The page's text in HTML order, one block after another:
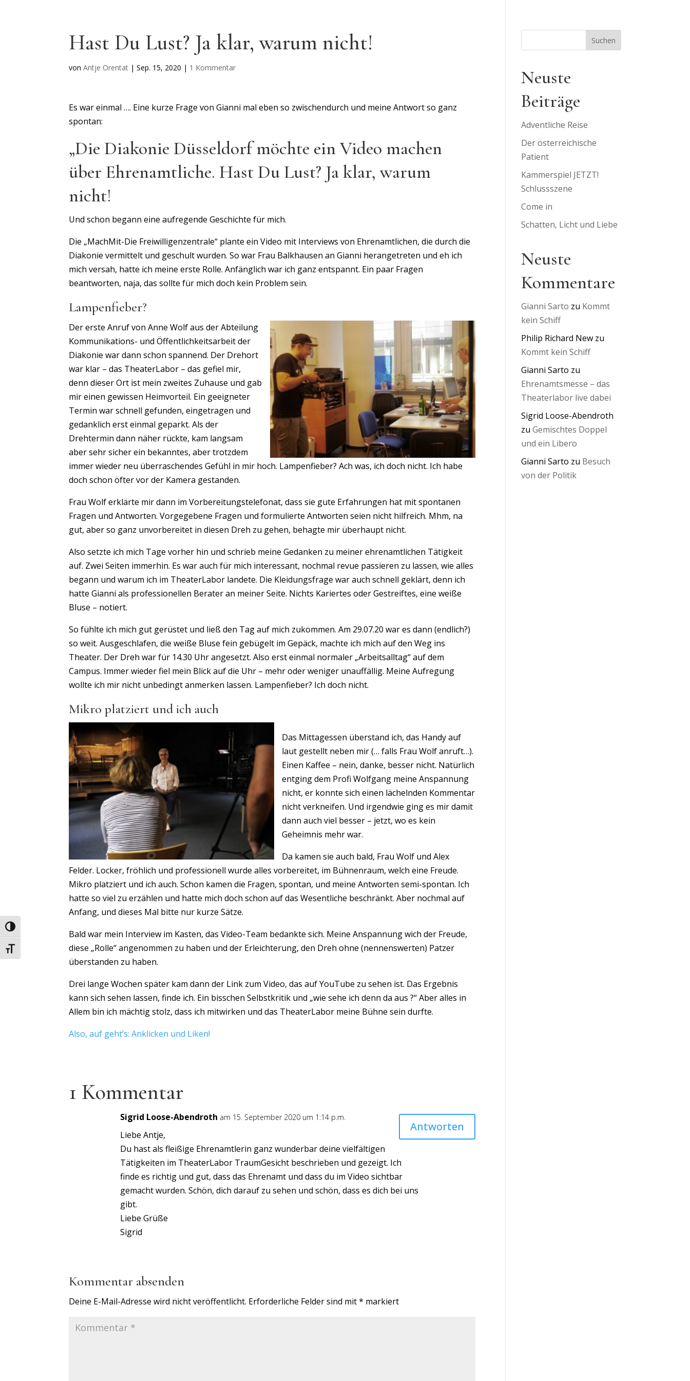
Umschalten auf hohe Kontraste
Schrift vergrößern
Hast Du Lust? Ja klar, warum nicht!
vonAntje Orentat |Sep. 15, 2020 | 1 Kommentar
Es war einmal …. Eine kurze Frage von Gianni mal eben so zwischendurch und meine Antwort so ganz
spontan:
„Die Diakonie Düsseldorf möchte ein Video machen
über Ehrenamtliche. Hast Du Lust? Ja klar, warum
nicht!
Und schon begann eine aufregende Geschichte für mich.
Die „MachMit-Die Freiwilligenzentrale“ plante ein Video mit Interviews von Ehrenamtlichen, die durch die
Diakonie vermittelt und geschult wurden. So war Frau Balkhausen an Gianni herangetreten und eh ich
mich versah, hatte ich meine erste Rolle. Anfänglich war ich ganz entspannt. Ein paar Fragen
beantworten, naja, das sollte für mich doch kein Problem sein.
Lampenfieber?
Der erste Anruf von Anne Wolf aus der Abteilung
Kommunikations- und Öffentlichkeitsarbeit der
Diakonie war dann schon spannend. Der Drehort
war klar – das TheaterLabor – das gefiel mir,
denn dieser Ort ist mein zweites Zuhause und gab
mir einen gewissen Heimvorteil. Ein geeigneter
Termin war schnell gefunden, eingetragen und
gedanklich erst einmal geparkt. Als der
Drehtermin dann näher rückte, kam langsam
aber sehr sicher ein bekanntes, aber trotzdem
immer wieder neu überraschendes Gefühl in mir hoch. Lampenfieber? Ach was, ich doch nicht. Ich habe
doch schon öfter vor der Kamera gestanden.
Frau Wolf erklärte mir dann im Vorbereitungstelefonat, dass sie gute Erfahrungen hat mit spontanen
Fragen und Antworten. Vorgegebene Fragen und formulierte Antworten seien nicht hilfreich. Mhm, na
gut, aber so ganz unvorbereitet in diesen Dreh zu gehen, behagte mir überhaupt nicht.
Also setzte ich mich Tage vorher hin und schrieb meine Gedanken zu meiner ehrenamtlichen Tätigkeit
auf. Zwei Seiten immerhin. Es war auch für mich interessant, nochmal revue passieren zu lassen, wie alles
begann und warum ich im TheaterLabor landete. Die Kleidungsfrage war auch schnell geklärt, denn ich
hatte Gianni als professionellen Berater an meiner Seite. Nichts Kariertes oder Gestreiftes, eine weiße
Bluse – notiert.
So fühlte ich mich gut gerüstet und ließ den Tag auf mich zukommen. Am 29.07.20 war es dann (endlich?)
so weit. Ausgeschlafen, die weiße Bluse fein gebügelt im Gepäck, machte ich mich auf den Weg ins
Theater. Der Dreh war für 14.30 Uhr angesetzt. Also erst einmal normaler „Arbeitsalltag“ auf dem
Campus. Immer wieder fiel mein Blick auf die Uhr – mehr oder weniger unauffällig. Meine Aufregung
wollte ich mir nicht unbedingt anmerken lassen. Lampenfieber? Ich doch nicht.
Mikro platziert und ich auch
Das Mittagessen überstand ich, das Handy auf
laut gestellt neben mir (… falls Frau Wolf anruft…).
Einen Kaffee – nein, danke, besser nicht. Natürlich
entging dem Profi Wolfgang meine Anspannung
nicht, er konnte sich einen lächelnden Kommentar
nicht verkneifen. Und irgendwie ging es mir damit
dann auch viel besser – jetzt, wo es kein
Geheimnis mehr war.
Da kamen sie auch bald, Frau Wolf und Alex
Felder. Locker, fröhlich und professionell wurde alles vorbereitet, im Bühnenraum, welch eine Freude.
Mikro platziert und ich auch. Schon kamen die Fragen, spontan, und meine Antworten semi-spontan. Ich
hatte so viel zu erzählen und hatte mich doch schon auf das Wesentliche beschränkt. Aber nochmal auf
Anfang, und dieses Mal bitte nur kurze Sätze.
Bald war mein Interview im Kasten, das Video-Team bedankte sich. Meine Anspannung wich der Freude,
diese „Rolle“ angenommen zu haben und der Erleichterung, den Dreh ohne (nennenswerten) Patzer
überstanden zu haben.
Drei lange Wochen später kam dann der Link zum Video, das auf YouTube zu sehen ist. Das Ergebnis
kann sich sehen lassen, finde ich. Ein bisschen Selbstkritik und „wie sehe ich denn da aus ?“ Aber alles in
Allem bin ich mächtig stolz, dass ich mitwirken und das TheaterLabor meine Bühne sein durfte.
Also, auf geht’s: Anklicken und Liken!
1 Kommentar
Sigrid Loose-Abendroth am 15. September 2020 um 1:14 p.m.
Liebe Antje,
Du hast als fleißige Ehrenamtlerin ganz wunderbar deine vielfältigen
Tätigkeiten im TheaterLabor TraumGesicht beschrieben und gezeigt. Ich
finde es richtig und gut, dass das Ehrenamt und dass du im Video sichtbar
gemacht wurden. Schön, dich darauf zu sehen und schön, dass es dich bei uns
gibt.
Liebe Grüße
Sigrid
Antworten
Kommentar absenden
Deine E-Mail-Adresse wird nicht veröffentlicht. Erforderliche Felder sind mit* markiert
Suchen
Neuste
Beiträge
Adventliche Reise
Der österreichische
Patient
Kammerspiel JETZT!
Schlussszene
Come in
Schatten, Licht und Liebe
Neuste
Kommentare
Gianni Sarto zu Kommt
kein Schiff
Philip Richard New zu
Kommt kein Schiff
Gianni Sarto zu
Ehrenamtsmesse – das
Theaterlabor live dabei
Sigrid Loose-Abendroth
zuGemischtes Doppel
und ein Libero
Gianni Sarto zu Besuch
von der Politik